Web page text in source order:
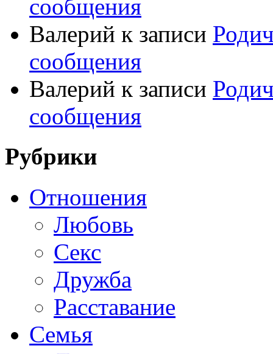
сообщения
Валерий к записи
сообщения
Валерий к записи
сообщения
Рубрики
Отношения
Любовь
Секс
Дружба
Расставание
Семья